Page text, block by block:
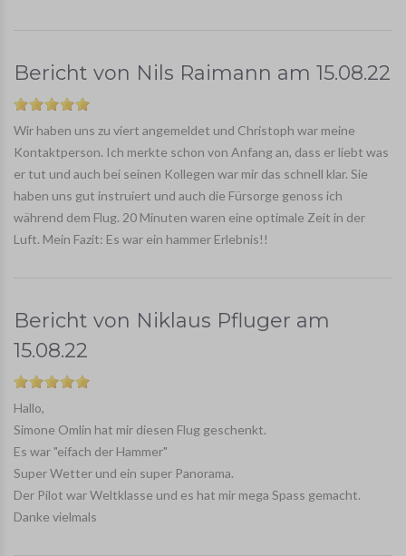
Bericht von Nils Raimann am 15.08.22
Wir haben uns zu viert angemeldet und Christoph war meine
Kontaktperson. Ich merkte schon von Anfang an, dass er liebt was
er tut und auch bei seinen Kollegen war mir das schnell klar. Sie
haben uns gut instruiert und auch die Fürsorge genoss ich
während dem Flug. 20 Minuten waren eine optimale Zeit in der
Luft. Mein Fazit: Es war ein hammer Erlebnis!!
Bericht von Niklaus Pfluger am
15.08.22
Hallo,
Simone Omlin hat mir diesen Flug geschenkt.
Es war "eifach der Hammer"
Super Wetter und ein super Panorama.
Der Pilot war Weltklasse und es hat mir mega Spass gemacht.
Danke vielmals